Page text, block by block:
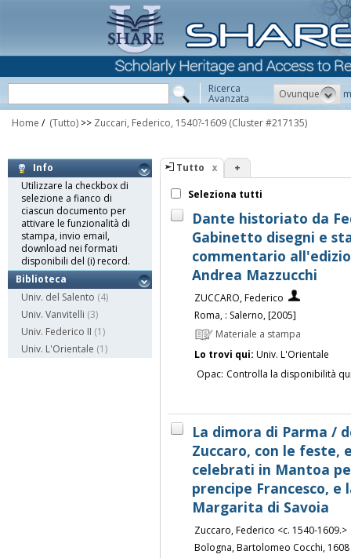
Ricerca
Avanzata Ovunque
Home / (Tutto) >> Zuccari, Federico, 1540?-1609 (Cluster #217135)
Info
Utilizzare la checkbox di
selezione a fianco di
ciascun documento per
attivare le funzionalità di
stampa, invio email,
download nei formati
disponibili del (i) record.
Biblioteca
Univ. del Salento (4)
Univ. Vanvitelli (3)
Univ. Federico II (1)
Univ. L'Orientale (1)
Tutto +
Seleziona tutti
Dante historiato da
Gabinetto disegni e
commentario
Andrea Mazzucchi
ZUCCARO, Federico
Roma, : Salerno, [2005]
Materiale a stampa
Lo trovi qui: Univ. L'Orientale
Opac: Controlla la disponibilità
La dimora di Parma /
Zuccaro, con le feste,
celebrati in Mantoa
prencipe Francesco,
Margarita di Savoia
Zuccaro, Federico <c. 1540-1609.>
Bologna, Bartolomeo Cocchi, 1608